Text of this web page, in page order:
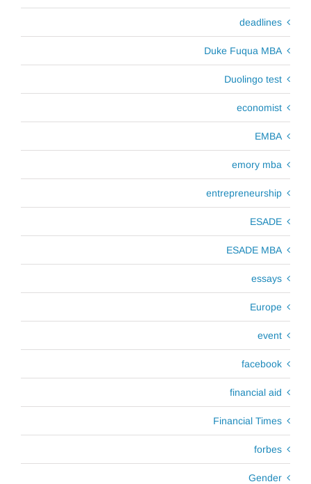
deadlines
Duke Fuqua MBA
Duolingo test
economist
EMBA
emory mba
entrepreneurship
ESADE
ESADE MBA
essays
Europe
event
facebook
financial aid
Financial Times
forbes
Gender